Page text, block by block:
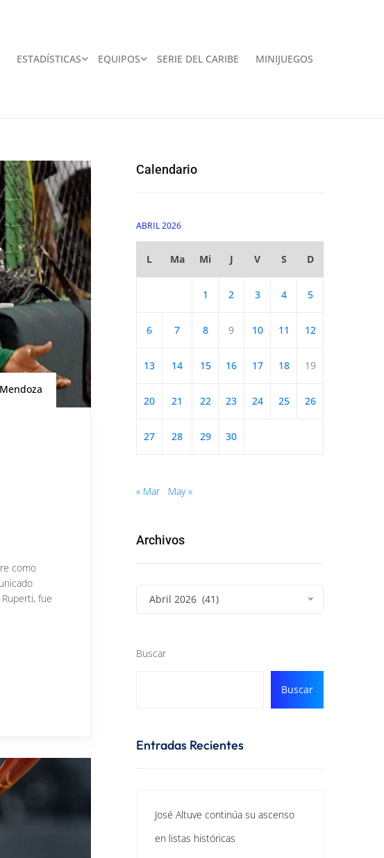
ESTADÍSTICAS EQUIPOS SERIE DEL CARIBE MINIJUEGOS
como
fue
Calendario
ABRIL 2026
L Ma Mi J V S D
1 2 3 4 5
6 7 8 9 10 11 12
13 14 15 16 17 18 19
20 21 22 23 24 25 26
27 28 29 30
« Mar May »
Archivos
Abril 2026 (41)
Buscar
Buscar
Entradas Recientes
José Altuve continúa su ascenso
en listas históricas